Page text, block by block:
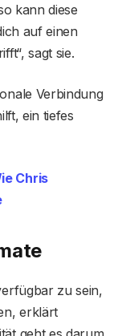
kann diese
auf einen
sagt sie.
Verbindung
ein tiefes
Chris
zu sein,
erklärt